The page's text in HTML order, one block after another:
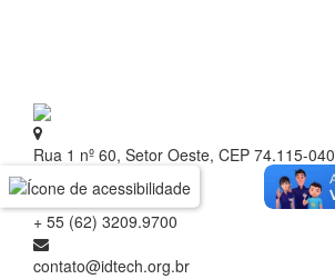
Rua 1 nº 60, Setor Oeste, CEP 74.115-040
Goiânia - Goiás
+ 55 (62) 3209.9700
contato@idtech.org.br